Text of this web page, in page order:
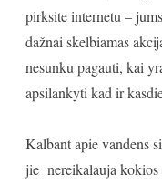
pirksite internetu –
dažnai skelbiamas
nesunku pagauti, kai
apsilankyti kad ir
Kalbant apie vandens
jie nereikalauja kokios